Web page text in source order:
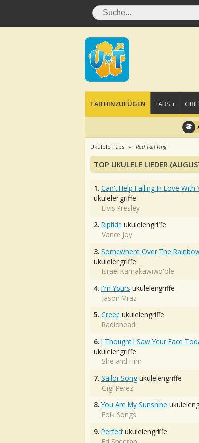
TAB HINZUFÜGEN TABS +
Ukulele Tabs Red Tail Ring
TOP UKULELE LIEDER
1. Can't Help Falling In Love With
ukulelengriffe
Elvis Presley
2. Riptide ukulelengriffe
Vance Joy
3. Somewhere Over The
ukulelengriffe
Israel Kamakawiwo'ole
4. I'm Yours ukulelengriffe
Jason Mraz
5. Creep ukulelengriffe
Radiohead
6. I Thought I Saw Your Face
ukulelengriffe
She and Him
7. Sailor Song ukulelengriffe
Gigi Perez
8. You Are My Sunshine
Folk Songs
9. Perfectukulelengriffe